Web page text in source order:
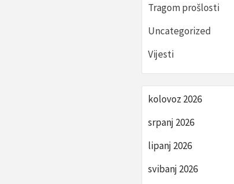
Tragom prošlosti
Uncategorized
Vijesti
kolovoz 2026
srpanj 2026
lipanj 2026
svibanj 2026